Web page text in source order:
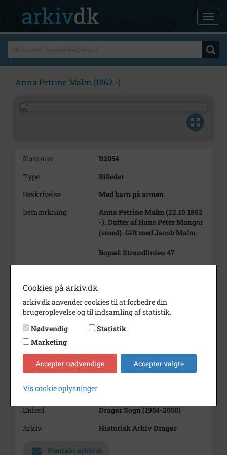
Anna Petrine Malm (1862 -)
Nummer
B2054
Type
Billeder
Beskrivelse
Med barn på armen.
Bemærkning
Anna Petrine Malm (22.10.1862
-). Datter af Hans Peter Mangor
(smed). Gift med Jacob Malm.
Bopæl: Strandlinien 47
Malm
Fotograf
Størrelse
9 x 6 cm
Se på kort
Type
Enhed
Dragør Sogn (1954-2050)
Arkiv
Historisk Arkiv Dragør
Kontakt arkivet
Cookies på arkiv.dk
arkiv.dk anvender cookies til at forbedre din
brugeroplevelse og til indsamling af statistik.
Nødvendig
Statistik
Marketing
Accepter nødvendige Accepter valgte
Vis cookie oplysninger